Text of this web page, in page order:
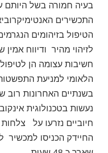
בעיה חמורה בשל היותם
התכשירים
הטיפול בזיהומים
לזיהוי מהיר ודיווח
חשיבות עצומה הן
הלאומי למניעת
בשנתיים האחרונות רוב
נעשות בטכנולוגית
חיוביים נזרעו על
החיידק הכניסו למכשיר